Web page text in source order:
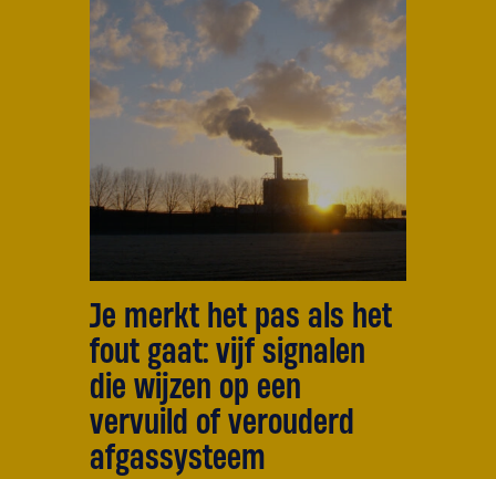
Je merkt het pas als het
fout gaat: vijf signalen
die wijzen op een
vervuild of verouderd
afgassysteem